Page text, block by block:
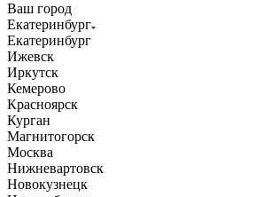
Ваш город
Екатеринбург
Екатеринбург
Ижевск
Иркутск
Кемерово
Красноярск
Курган
Магнитогорск
Москва
Нижневартовск
Новокузнецк